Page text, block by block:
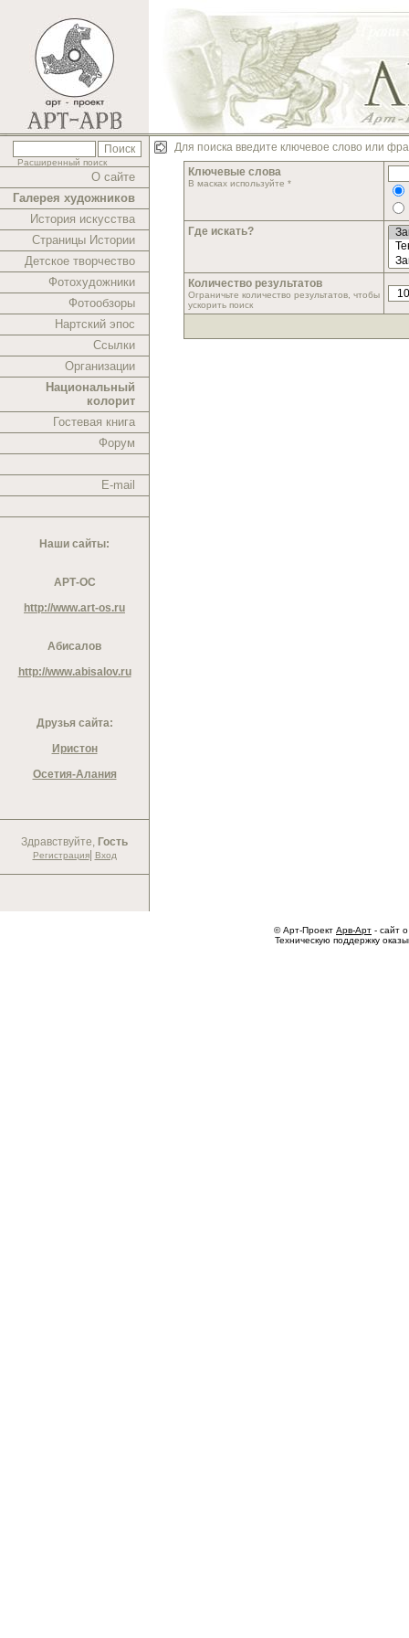
Расширенный поиск
О сайте
Галерея художников
История искусства
Страницы Истории
Детское творчество
Фотохудожники
Фотообзоры
Нартский эпос
Ссылки
Организации
Национальный
колорит
Гостевая книга
Форум
E-mail
Наши сайты:
АРТ-ОС
http://www.art-os.ru
Абисалов
http://www.abisalov.ru
Друзья сайта:
Иристон
Осетия-Алания
Здравствуйте, Гость
Регистрация| Вход
Для поиска введите ключевое слово или
Ключевые слова
В масках используйте *
Где искать?
Количество результатов
Ограничьте количество результатов, чтобы
ускорить поиск
© Арт-Проект Арв-Арт - сайт
Техническую поддержку